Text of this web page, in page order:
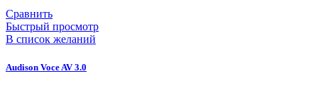
Сравнить
Быстрый просмотр
В список желаний
Audison Voce AV 3.0